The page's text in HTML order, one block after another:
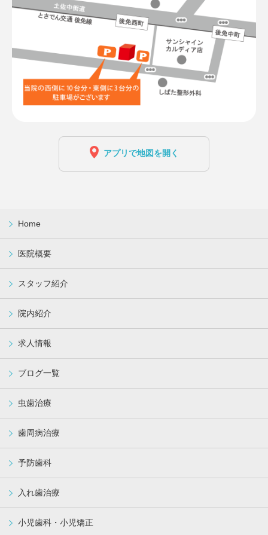
アプリで地図を開く
Home
医院概要
スタッフ紹介
院内紹介
求人情報
ブログ一覧
虫歯治療
歯周病治療
予防歯科
入れ歯治療
小児歯科・小児矯正